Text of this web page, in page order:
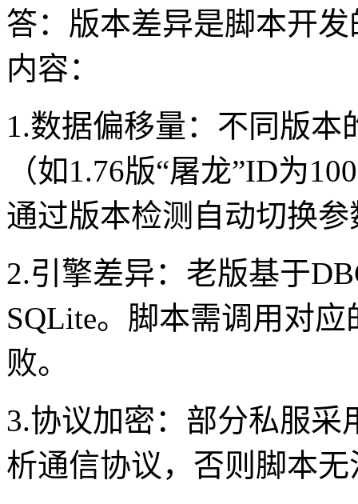
答：版本差异是脚本开
内容：
1.数据偏移量：不同版
（如1.76版“屠龙”ID为
通过版本检测自动切换参
2.引擎差异：老版基于
SQLite。脚本需调用对
败。
3.协议加密：部分私服
析通信协议，否则脚本